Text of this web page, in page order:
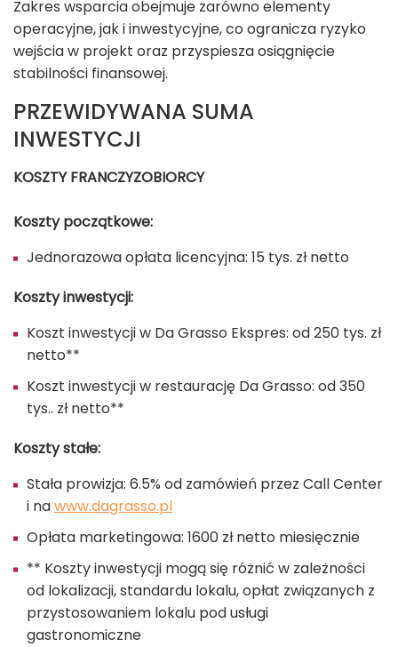
Zakres wsparcia obejmuje zarówno elementy
operacyjne, jak i inwestycyjne, co ogranicza ryzyko
wejścia w projekt oraz przyspiesza osiągnięcie
stabilności finansowej.
PRZEWIDYWANA SUMA
INWESTYCJI
KOSZTY FRANCZYZOBIORCY
Koszty początkowe:
Jednorazowa opłata licencyjna: 15 tys. zł netto
Koszty inwestycji:
Koszt inwestycji w Da Grasso Ekspres: od 250 tys. zł
netto**
Koszt inwestycji w restaurację Da Grasso: od 350
tys.. zł netto**
Koszty stałe:
Stała prowizja: 6.5% od zamówień przez Call Center
i nawww.dagrasso.pl
Opłata marketingowa: 1600 zł netto miesięcznie
** Koszty inwestycji mogą się różnić w zależności
od lokalizacji, standardu lokalu, opłat związanych z
przystosowaniem lokalu pod usługi
gastronomiczne